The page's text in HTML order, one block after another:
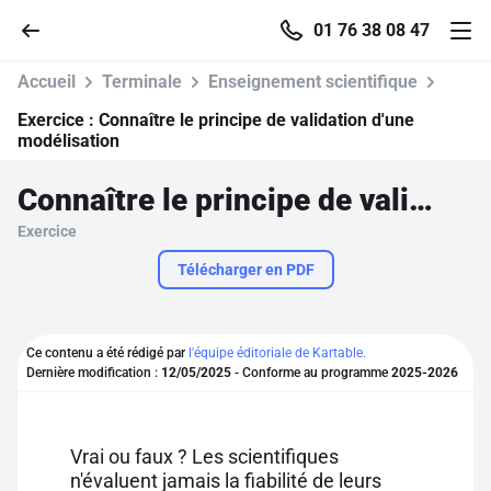
01 76 38 08 47
Parcourir
Se connecter
Pour profiter de 10 contenus offerts.
Accueil Terminale
Enseignement scientifique
Exercice : Connaître le principe de validation d'une
modélisation
Connaître le principe de validation d'une modélisation
Exercice
Télécharger en PDF
Ce contenu a été rédigé par l'équipe éditoriale de Kartable.
Dernière modification : 12/05/2025 - Conforme au programme 2025-2026
Vrai ou faux ? Les scientifiques
n'évaluent jamais la fiabilité de leurs